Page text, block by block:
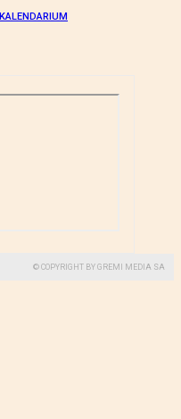
KALENDARIUM
© COPYRIGHT BY GREMI MEDIA SA